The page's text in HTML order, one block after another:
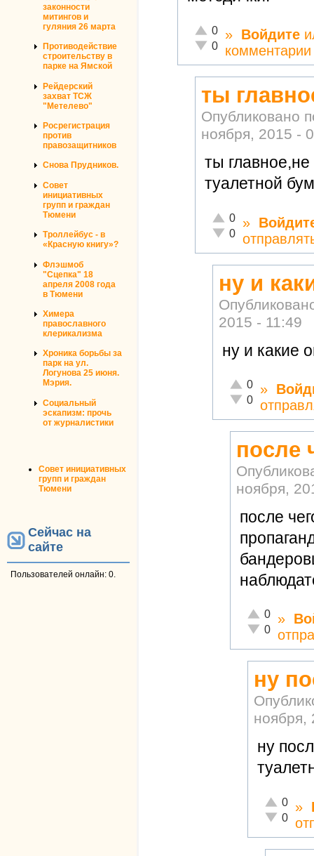
законности
митингов и
гуляния 26 марта
Противодействие
строительству в
парке на Ямской
Рейдерский
захват ТСЖ
"Метелево"
Росрегистрация
против
правозащитников
Снова Прудников.
Совет
инициативных
групп и граждан
Тюмени
Троллейбус - в
«Красную книгу»?
Флэшмоб
"Сцепка" 18
апреля 2008 года
в Тюмени
Химера
православного
клерикализма
Хроника борьбы за
парк на ул.
Логунова 25 июня.
Мэрия.
Социальный
эскапизм: прочь
от журналистики
Совет инициативных
групп и граждан
Тюмени
Сейчас на
сайте
Пользователей онлайн: 0.
Отлично!
0
Неадекватно!
0
» Войдите
комментарии
ты
Опубликовано
ноября, 2015 -
ты
туалетной
Отлично!
0
Неадекватно!
0
»
ну и
2015 - 11:49
ну и какие
Отлично!
0
Неадекватно!
0
»
после
ноября,
после
Отлично!
0
Неадекватно!
0
»
ну
ноября,
ну
Отлично!
0
0
»